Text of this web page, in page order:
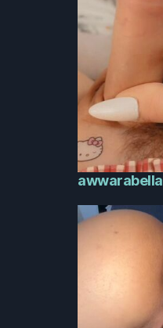
awwarabella